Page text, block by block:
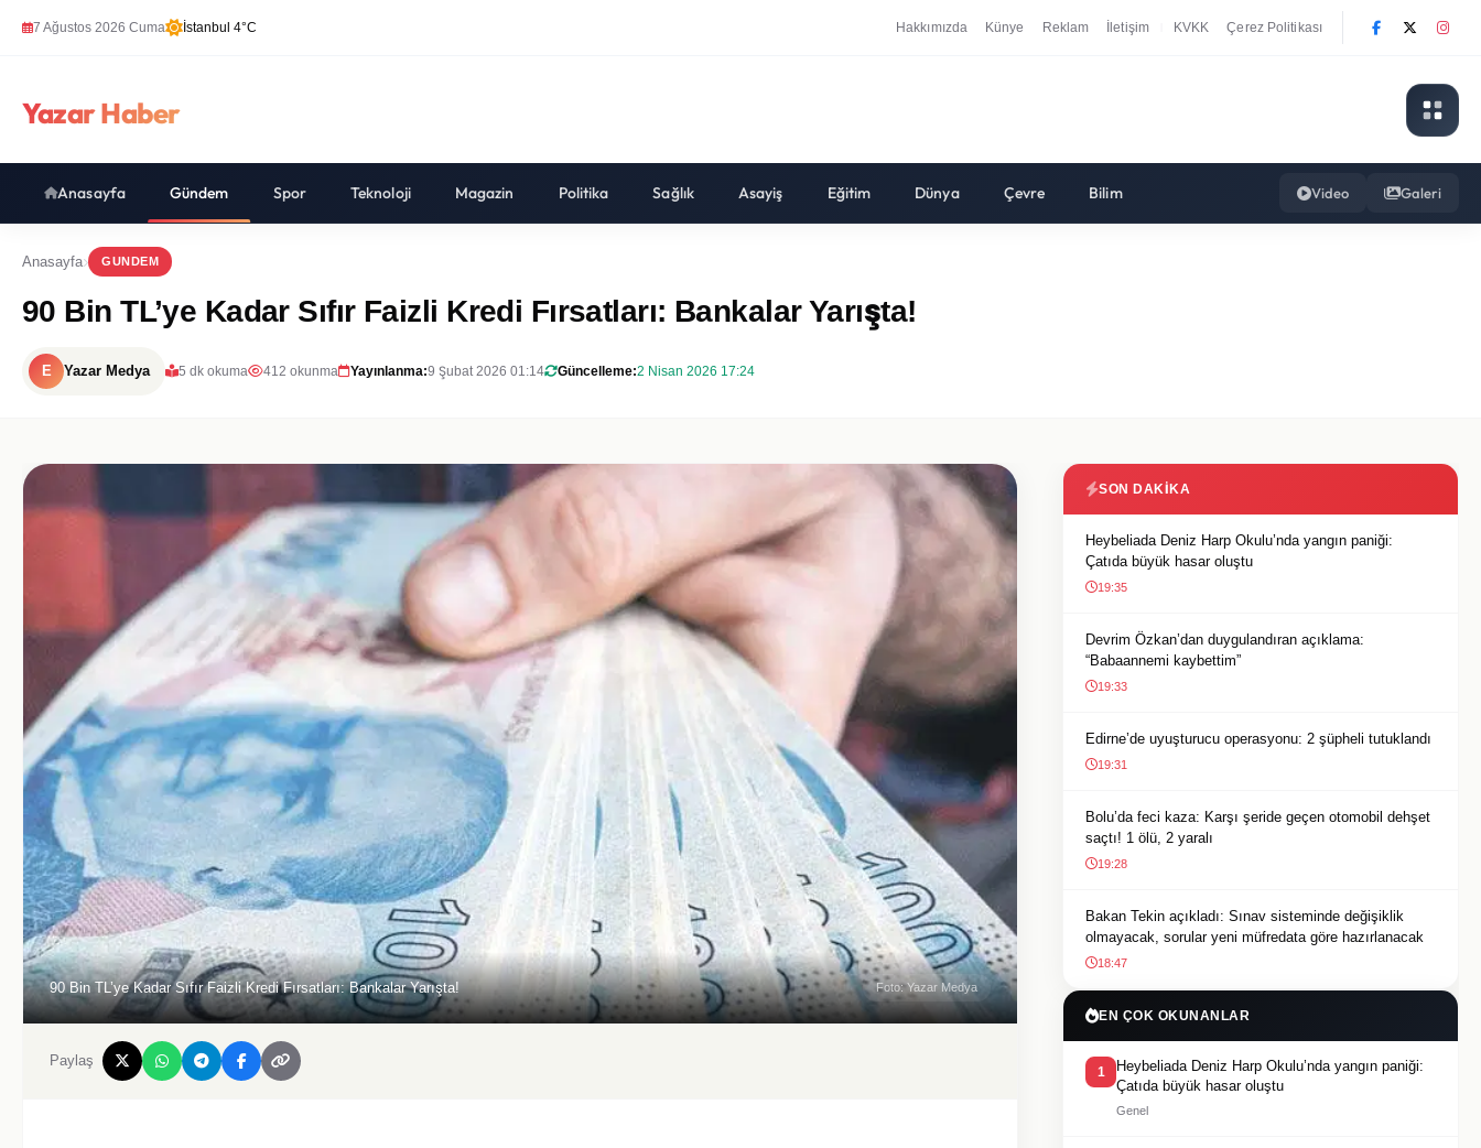
7 Ağustos 2026 Cuma İstanbul 4°C Hakkımızda Künye Reklam İletişim KVKK Çerez Politikası
Yazar Haber
Anasayfa Gündem Spor Teknoloji Magazin Politika Sağlık Asayiş Eğitim Dünya Çevre Bilim Video Galeri
Anasayfa GUNDEM
90 Bin TL’ye Kadar Sıfır Faizli Kredi Fırsatları: Bankalar Yarışta!
E Yazar Medya 5 dk okuma 412 okunma Yayınlanma:9 Şubat 2026 01:14 Güncelleme:2 Nisan 2026 17:24
90 Bin TL’ye Kadar Sıfır Faizli Kredi Fırsatları: Bankalar Yarışta! Foto: Yazar Medya
Paylaş
SON DAKIKA
Heybeliada Deniz Harp Okulu’nda yangın paniği:
Çatıda büyük hasar oluştu
19:35
Devrim Özkan’dan duygulandıran açıklama:
“Babaannemi kaybettim”
19:33
Edirne’de uyuşturucu operasyonu: 2 şüpheli tutuklandı
19:31
Bolu’da feci kaza: Karşı şeride geçen otomobil dehşet
saçtı! 1 ölü, 2 yaralı
19:28
Bakan Tekin açıkladı: Sınav sisteminde değişiklik
olmayacak, sorular yeni müfredata göre hazırlanacak
18:47
EN ÇOK OKUNANLAR
1
Heybeliada Deniz Harp Okulu’nda yangın paniği:
Çatıda büyük hasar oluştu
Genel